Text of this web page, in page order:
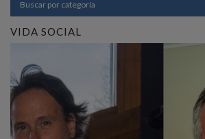
VIDA SOCIAL